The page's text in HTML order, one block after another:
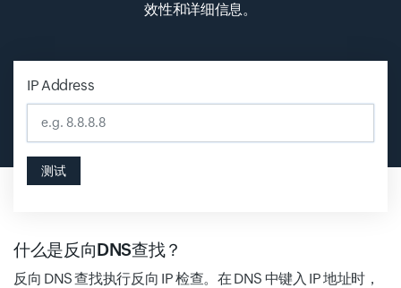
效性和详细信息。
IP Address
Input field
测试
什么是反向DNS查找？
反向 DNS 查找执行反向 IP 检查。在 DNS 中键入 IP 地址时，